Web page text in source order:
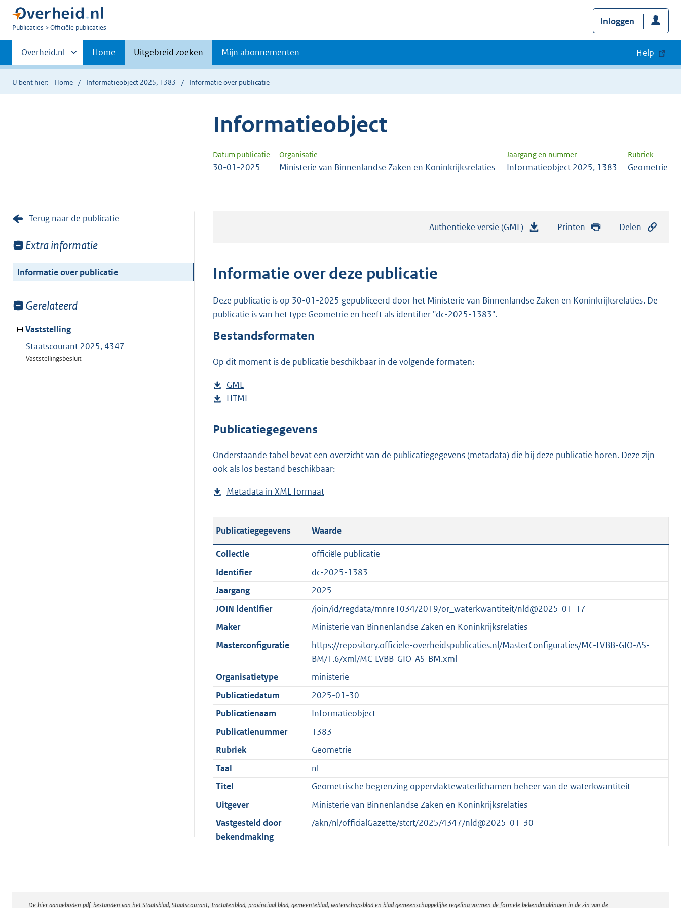
U
Publicaties Officiële publicaties
Inloggen
Primaire
navigatie
Andere
sites
binnen
Overheid.nl Home Uitgebreid zoeken Mijn abonnementen Help
U bent hier: Home Informatieobject 2025, 1383 Informatie over publicatie
Informatieobject
Datum publicatie Organisatie Jaargang en nummer Rubriek
30-01-2025 Ministerie van Binnenlandse Zaken en Koninkrijksrelaties Informatieobject 2025, 1383 Geometrie
Terug naar de publicatie
Toon
van:
Extra informatie
Informatie over publicatie
Toon
van:
Gerelateerd
Vaststelling
Staatscourant 2025, 4347
Vaststellingsbesluit
Authentieke versie (GML)
n
Printen Delen
Informatie over deze publicatie
Deze publicatie is op 30-01-2025 gepubliceerd door het Ministerie van Binnenlandse Zaken en Koninkrijksrelaties. De
publicatie is van het type Geometrie en heeft als identifier "dc-2025-1383".
Bestandsformaten
Op dit moment is de publicatie beschikbaar in de volgende formaten:
D
o
n
o
a
p
l
i
c
a
t
i
e
i
n
o
r
m
a
a
t
GML
e
t
n
d
g
o
t
t
e
:
6
,
M
D
w
l
o
d
b
l
i
c
a
t
i
e
i
f
o
r
m
a
a
t
HTML
s
a
n
s
o
o
t
t
e
:
o
b
k
e
n
d
Publicatiegegevens
Onderstaande tabel bevat een overzicht van de publicatiegegevens (metadata) die bij deze publicatie horen. Deze zijn
ook als los bestand beschikbaar:
Metadata in XML formaat
s
t
a
n
d
s
g
r
o
o
t
t
e
:
2
K
b
Publicatiegegevens Waarde
Collectie
officiële publicatie
Identifier
dc-2025-1383
Jaargang
2025
JOIN identifier
/join/id/regdata/mnre1034/2019/or_waterkwantiteit/nld@2025-01-17
Maker
Ministerie van Binnenlandse Zaken en Koninkrijksrelaties
Masterconfiguratie
https://repository.officiele-overheidspublicaties.nl/MasterConfiguraties/MC-LVBB-GIO-AS-
BM/1.6/xml/MC-LVBB-GIO-AS-BM.xml
Organisatietype
ministerie
Publicatiedatum
2025-01-30
Publicatienaam
Informatieobject
Publicatienummer
1383
Rubriek
Geometrie
Taal
nl
Titel
Geometrische begrenzing oppervlaktewaterlichamen beheer van de waterkwantiteit
Uitgever
Ministerie van Binnenlandse Zaken en Koninkrijksrelaties
Vastgesteld door
bekendmaking
/akn/nl/officialGazette/stcrt/2025/4347/nld@2025-01-30
De hier aangeboden pdf-bestanden van het Staatsblad, Staatscourant, Tractatenblad, provinciaal blad, gemeenteblad, waterschapsblad en blad gemeenschappelijke regeling vormen de formele bekendmakingen in de zin van de